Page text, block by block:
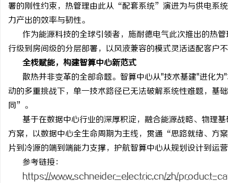
署的刚性约束，热管理由此从 “配套系统”演进为与供电系
力产出的效率与韧性。
作为能源科技的全球引领者，施耐德电气此次推出的热
行级到房间级的分层部署，以风液兼容的模式灵活适配客户
全栈赋能，构建智算中心新范式
散热并非变革的全部命题。智算中心从"技术基建"进化为
动的多重挑战下，单一技术路径已无法破解系统性难题，
同”。
基于在数据中心行业的深厚积淀，融合能源战略、物理
方案，以数据中心全生命周期为主线，贯通“思路就绪、方
片到冷源的端到端能力支撑，护航智算中心从规划设计到运
参考链接：
https://www.schneider-electric.cn/zh/product-